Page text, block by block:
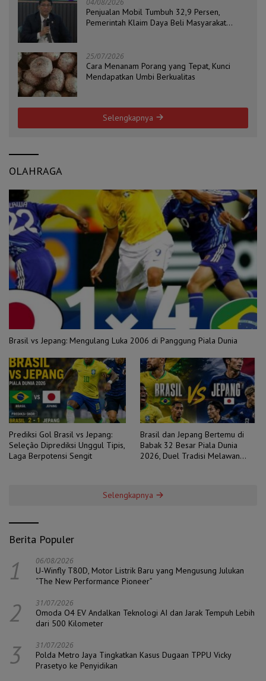
Penjualan Mobil Tumbuh 32,9 Persen,
Pemerintah Klaim Daya Beli Masyarakat
25/07/2026
Cara Menanam Porang yang Tepat, Kunci
Mendapatkan Umbi Berkualitas
Selengkapnya
OLAHRAGA
Brasil vs Jepang: Mengulang Luka 2006 di Panggung Piala Dunia
Prediksi Gol Brasil vs Jepang:
Seleção Diprediksi Unggul Tipis,
Laga Berpotensi Sengit
Brasil dan Jepang Bertemu di
Babak 32 Besar Piala Dunia
2026, Duel Tradisi Melawan
Selengkapnya
Berita Populer
1 06/08/2026
U-Winfly T80D, Motor Listrik Baru yang Mengusung Julukan
“The New Performance Pioneer”
2 31/07/2026
Omoda O4 EV Andalkan Teknologi AI dan Jarak Tempuh Lebih
dari 500 Kilometer
3 31/07/2026
Polda Metro Jaya Tingkatkan Kasus Dugaan TPPU Vicky
Prasetyo ke Penyidikan